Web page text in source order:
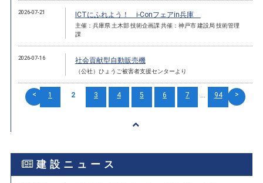
2026-07-21 ICTにふれよう！ i-Conフェアin兵庫
主催：兵庫県 土木部 技術企画課 共催：神戸市 建設局 技術管理
課
2026-07-16 社会貢献型自動販売機
（公社）ひょうご被害者支援センターより
< 1 2 3 4 5 6 7 ... 94 >
建設ニュース